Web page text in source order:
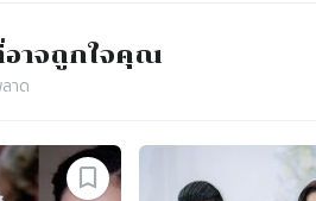
าจถูกใจคุณ
าด